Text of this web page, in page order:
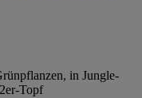
in Jungle-
Topf